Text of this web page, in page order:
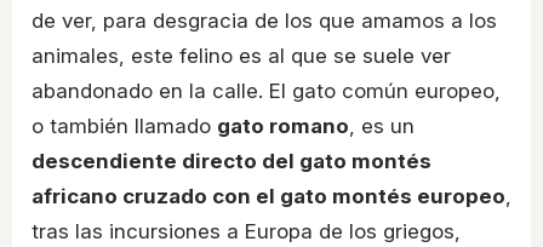
de ver, para desgracia de los que amamos a los
animales, este felino es al que se suele ver
abandonado en la calle. El gato común europeo,
o también llamado gato romano, es un
descendiente directo del gato montés
africano cruzado con el gato montés europeo,
tras las incursiones a Europa de los griegos,